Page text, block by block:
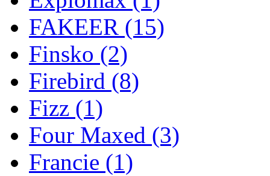
FAKEER (15)
Finsko (2)
Firebird (8)
Fizz (1)
Four Maxed (3)
Francie (1)